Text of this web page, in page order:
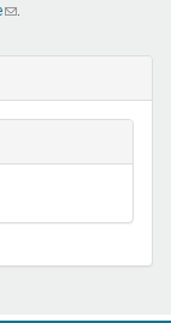
(Link
E-